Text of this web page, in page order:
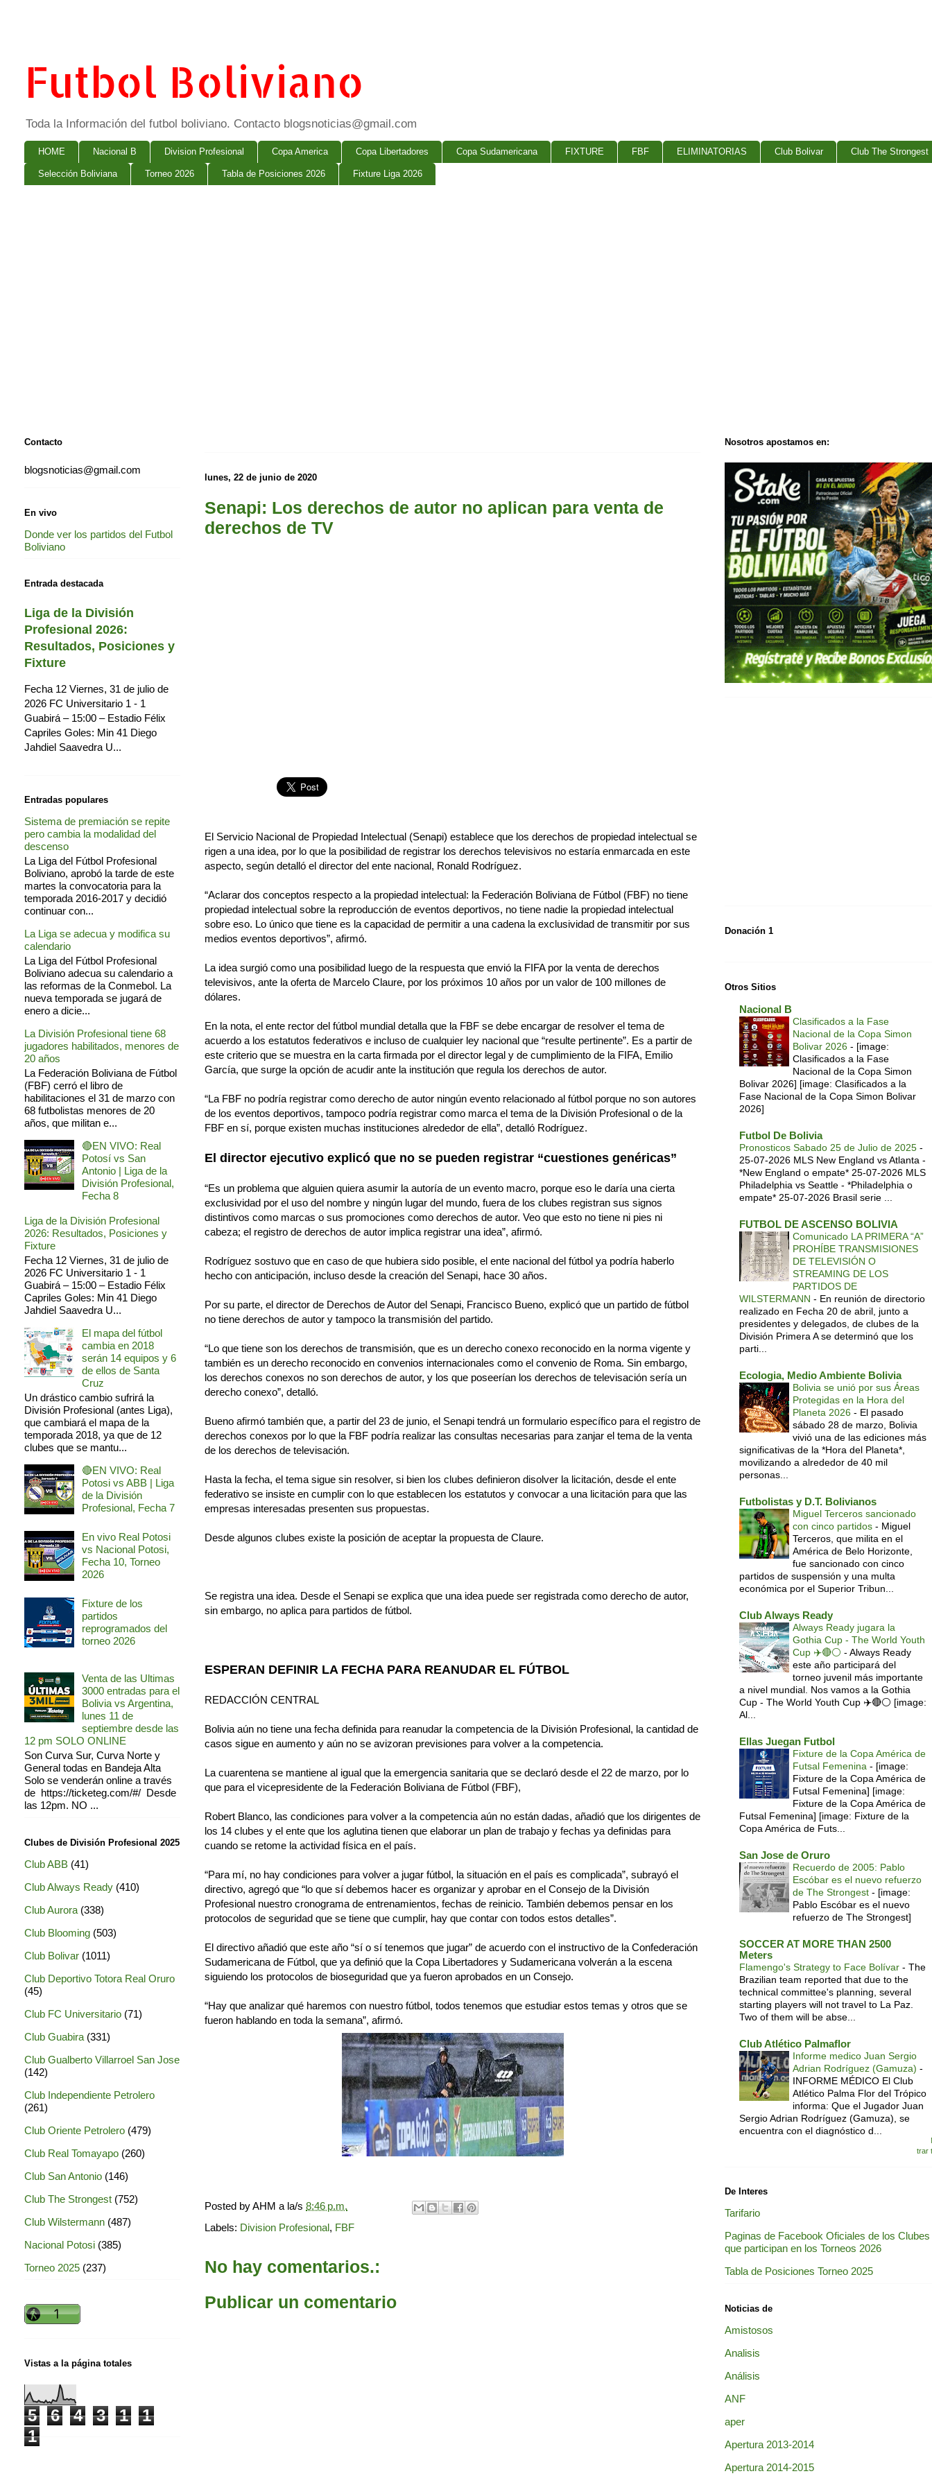
Futbol Boliviano
Toda la Información del futbol boliviano. Contacto blogsnoticias@gmail.com
HOME Nacional B Division Profesional Copa America Copa Libertadores Copa Sudamericana FIXTURE FBF ELIMINATORIAS Club Bolivar Club The Strongest
Selección Boliviana Torneo 2026 Tabla de Posiciones 2026 Fixture Liga 2026
lunes, 22 de junio de 2020
Senapi: Los derechos de autor no aplican para venta de
derechos de TV
El Servicio Nacional de Propiedad Intelectual (Senapi) establece que los derechos de propiedad intelectual se
rigen a una idea, por lo que la posibilidad de registrar los derechos televisivos no estaría enmarcada en este
aspecto, según detalló el director del ente nacional, Ronald Rodríguez.
“Aclarar dos conceptos respecto a la propiedad intelectual: la Federación Boliviana de Fútbol (FBF) no tiene
propiedad intelectual sobre la reproducción de eventos deportivos, no tiene nadie la propiedad intelectual
sobre eso. Lo único que tiene es la capacidad de permitir a una cadena la exclusividad de transmitir por sus
medios eventos deportivos”, afirmó.
La idea surgió como una posibilidad luego de la respuesta que envió la FIFA por la venta de derechos
televisivos, ante la oferta de Marcelo Claure, por los próximos 10 años por un valor de 100 millones de
dólares.
En la nota, el ente rector del fútbol mundial detalla que la FBF se debe encargar de resolver el tema de
acuerdo a los estatutos federativos e incluso de cualquier ley nacional que “resulte pertinente”. Es a partir de
este criterio que se muestra en la carta firmada por el director legal y de cumplimiento de la FIFA, Emilio
García, que surge la opción de acudir ante la institución que regula los derechos de autor.
“La FBF no podría registrar como derecho de autor ningún evento relacionado al fútbol porque no son autores
de los eventos deportivos, tampoco podría registrar como marca el tema de la División Profesional o de la
FBF en sí, porque existen muchas instituciones alrededor de ella”, detalló Rodríguez.
El director ejecutivo explicó que no se pueden registrar “cuestiones genéricas”
“Es un problema que alguien quiera asumir la autoría de un evento macro, porque eso le daría una cierta
exclusividad por el uso del nombre y ningún lugar del mundo, fuera de los clubes registran sus signos
distintivos como marcas o sus promociones como derechos de autor. Veo que esto no tiene ni pies ni
cabeza; el registro de derechos de autor implica registrar una idea”, afirmó.
Rodríguez sostuvo que en caso de que hubiera sido posible, el ente nacional del fútbol ya podría haberlo
hecho con anticipación, incluso desde la creación del Senapi, hace 30 años.
Por su parte, el director de Derechos de Autor del Senapi, Francisco Bueno, explicó que un partido de fútbol
no tiene derechos de autor y tampoco la transmisión del partido.
“Lo que tiene son los derechos de transmisión, que es un derecho conexo reconocido en la norma vigente y
también es un derecho reconocido en convenios internacionales como el convenio de Roma. Sin embargo,
los derechos conexos no son derechos de autor, y los que poseerían los derechos de televisación sería un
derecho conexo”, detalló.
Bueno afirmó también que, a partir del 23 de junio, el Senapi tendrá un formulario específico para el registro de
derechos conexos por lo que la FBF podría realizar las consultas necesarias para zanjar el tema de la venta
de los derechos de televisación.
Hasta la fecha, el tema sigue sin resolver, si bien los clubes definieron disolver la licitación, desde el ente
federativo se insiste en cumplir con lo que establecen los estatutos y convocar a una licitación para que las
empresas interesadas presenten sus propuestas.
Desde algunos clubes existe la posición de aceptar la propuesta de Claure.
Se registra una idea. Desde el Senapi se explica que una idea puede ser registrada como derecho de autor,
sin embargo, no aplica para partidos de fútbol.
ESPERAN DEFINIR LA FECHA PARA REANUDAR EL FÚTBOL
REDACCIÓN CENTRAL
Bolivia aún no tiene una fecha definida para reanudar la competencia de la División Profesional, la cantidad de
casos sigue en aumento y aún no se avizoran previsiones para volver a la competencia.
La cuarentena se mantiene al igual que la emergencia sanitaria que se declaró desde el 22 de marzo, por lo
que para el vicepresidente de la Federación Boliviana de Fútbol (FBF),
Robert Blanco, las condiciones para volver a la competencia aún no están dadas, añadió que los dirigentes de
los 14 clubes y el ente que los aglutina tienen que elaborar un plan de trabajo y fechas ya definidas para
cuando se retome la actividad física en el país.
“Para mí, no hay condiciones para volver a jugar fútbol, la situación en el país es complicada”, subrayó el
directivo, agregó que “lo que sí debemos hacer es organizar y aprobar en el Consejo de la División
Profesional nuestro cronograma de entrenamientos, fechas de reinicio. También debemos pensar en los
protocolos de seguridad que se tiene que cumplir, hay que contar con todos estos detalles”.
El directivo añadió que este año “sí o sí tenemos que jugar” de acuerdo con el instructivo de la Confederación
Sudamericana de Fútbol, que ya definió que la Copa Libertadores y Sudamericana volverán a la escena
siguiendo los protocolos de bioseguridad que ya fueron aprobados en un Consejo.
“Hay que analizar qué haremos con nuestro fútbol, todos tenemos que estudiar estos temas y otros que se
fueron hablando en toda la semana”, afirmó.
Posted byAHM a la/s 8:46 p.m.
Labels: Division Profesional, FBF
No hay comentarios.:
Publicar un comentario
Contacto
blogsnoticias@gmail.com
En vivo
Donde ver los partidos del Futbol
Boliviano
Entrada destacada
Liga de la División
Profesional 2026:
Resultados, Posiciones y
Fixture
Fecha 12 Viernes, 31 de julio de
2026 FC Universitario 1 - 1
Guabirá – 15:00 – Estadio Félix
Capriles Goles: Min 41 Diego
Jahdiel Saavedra U...
Entradas populares
Sistema de premiación se repite
pero cambia la modalidad del
descenso
La Liga del Fútbol Profesional
Boliviano, aprobó la tarde de este
martes la convocatoria para la
temporada 2016-2017 y decidió
continuar con...
La Liga se adecua y modifica su
calendario
La Liga del Fútbol Profesional
Boliviano adecua su calendario a
las reformas de la Conmebol. La
nueva temporada se jugará de
enero a dicie...
La División Profesional tiene 68
jugadores habilitados, menores de
20 años
La Federación Boliviana de Fútbol
(FBF) cerró el libro de
habilitaciones el 31 de marzo con
68 futbolistas menores de 20
años, que militan e...
🔴EN VIVO: Real
Potosí vs San
Antonio | Liga de la
División Profesional,
Fecha 8
Liga de la División Profesional
2026: Resultados, Posiciones y
Fixture
Fecha 12 Viernes, 31 de julio de
2026 FC Universitario 1 - 1
Guabirá – 15:00 – Estadio Félix
Capriles Goles: Min 41 Diego
Jahdiel Saavedra U...
El mapa del fútbol
cambia en 2018
serán 14 equipos y 6
de ellos de Santa
Cruz
Un drástico cambio sufrirá la
División Profesional (antes Liga),
que cambiará el mapa de la
temporada 2018, ya que de 12
clubes que se mantu...
🔴EN VIVO: Real
Potosi vs ABB | Liga
de la División
Profesional, Fecha 7
En vivo Real Potosi
vs Nacional Potosi,
Fecha 10, Torneo
2026
Fixture de los
partidos
reprogramados del
torneo 2026
Venta de las Ultimas
3000 entradas para el
Bolivia vs Argentina,
lunes 11 de
septiembre desde las
12 pm SOLO ONLINE
Son Curva Sur, Curva Norte y
General todas en Bandeja Alta
Solo se venderán online a través
de https://ticketeg.com/#/ Desde
las 12pm. NO ...
Clubes de División Profesional 2025
Club ABB (41)
Club Always Ready (410)
Club Aurora (338)
Club Blooming (503)
Club Bolivar (1011)
Club Deportivo Totora Real Oruro
(45)
Club FC Universitario (71)
Club Guabira (331)
Club Gualberto Villarroel San Jose
(142)
Club Independiente Petrolero
(261)
Club Oriente Petrolero (479)
Club Real Tomayapo (260)
Club San Antonio (146)
Club The Strongest (752)
Club Wilstermann (487)
Nacional Potosi (385)
Torneo 2025 (237)
Vistas a la página totales
5 6 4 3 1
1
1
Nosotros apostamos en:
Donación 1
Otros Sitios
Nacional B
Clasificados a la Fase
Nacional de la Copa Simon
Bolivar 2026 - [image:
Clasificados a la Fase
Nacional de la Copa Simon
Bolivar 2026] [image: Clasificados a la
Fase Nacional de la Copa Simon Bolivar
2026]
Futbol De Bolivia
Pronosticos Sabado 25 de Julio de 2025 -
25-07-2026 MLS New England vs Atlanta -
*New England o empate* 25-07-2026 MLS
Philadelphia vs Seattle - *Philadelphia o
empate* 25-07-2026 Brasil serie ...
FUTBOL DE ASCENSO BOLIVIA
Comunicado LA PRIMERA “A”
PROHÍBE TRANSMISIONES
DE TELEVISIÓN O
STREAMING DE LOS
PARTIDOS DE
WILSTERMANN - En reunión de directorio
realizado en Fecha 20 de abril, junto a
presidentes y delegados, de clubes de la
División Primera A se determinó que los
parti...
Ecologia, Medio Ambiente Bolivia
Bolivia se unió por sus Áreas
Protegidas en la Hora del
Planeta 2026 - El pasado
sábado 28 de marzo, Bolivia
vivió una de las ediciones más
significativas de la *Hora del Planeta*,
movilizando a alrededor de 40 mil
personas...
Futbolistas y D.T. Bolivianos
Miguel Terceros sancionado
con cinco partidos - Miguel
Terceros, que milita en el
América de Belo Horizonte,
fue sancionado con cinco
partidos de suspensión y una multa
económica por el Superior Tribun...
Club Always Ready
Always Ready jugara la
Gothia Cup - The World Youth
Cup ✈️🔴⚪️ - Always Ready
este año participará del
torneo juvenil más importante
a nivel mundial. Nos vamos a la Gothia
Cup - The World Youth Cup ✈️🔴⚪️ [image:
Al...
Ellas Juegan Futbol
Fixture de la Copa América de
Futsal Femenina - [image:
Fixture de la Copa América de
Futsal Femenina] [image:
Fixture de la Copa América de
Futsal Femenina] [image: Fixture de la
Copa América de Futs...
San Jose de Oruro
Recuerdo de 2005: Pablo
Escóbar es el nuevo refuerzo
de The Strongest - [image:
Pablo Escóbar es el nuevo
refuerzo de The Strongest]
SOCCER AT MORE THAN 2500
Meters
Flamengo's Strategy to Face Bolívar - The
Brazilian team reported that due to the
technical committee's planning, several
starting players will not travel to La Paz.
Two of them will be abse...
Club Atlético Palmaflor
Informe medico Juan Sergio
Adrian Rodríguez (Gamuza) -
INFORME MÉDICO El Club
Atlético Palma Flor del Trópico
informa: Que el Jugador Juan
Sergio Adrian Rodríguez (Gamuza), se
encuentra con el diagnóstico d...
trar
De Interes
Tarifario
Paginas de Facebook Oficiales de los Clubes
que participan en los Torneos 2026
Tabla de Posiciones Torneo 2025
Noticias de
Amistosos
Analisis
Análisis
ANF
aper
Apertura 2013-2014
Apertura 2014-2015